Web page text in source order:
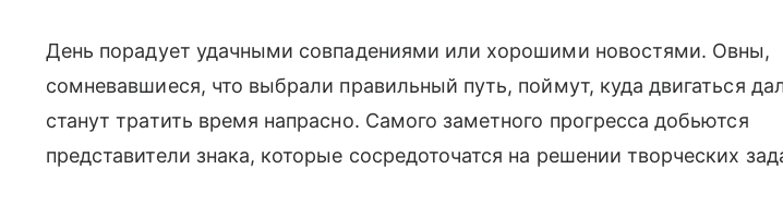
День порадует удачными совпадениями или хорошими новостями. Овны,
сомневавшиеся, что выбрали правильный путь, поймут, куда двигаться
станут тратить время напрасно. Самого заметного прогресса добьются
представители знака, которые сосредоточатся на решении творческих